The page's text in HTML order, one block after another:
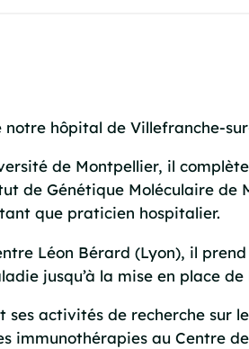
hôpital de Villefranche-
de Montpellier, il
de Génétique Moléculaire de
que praticien hospitalier.
Léon Bérard (Lyon), il
jusqu’à la mise en place
activités de recherche sur
immunothérapies au Centre